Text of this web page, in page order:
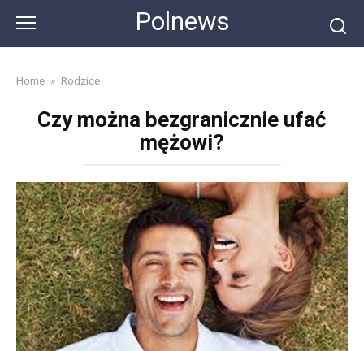
content
Polnews
Home » Rodzice
Czy można bezgranicznie ufać
mężowi?